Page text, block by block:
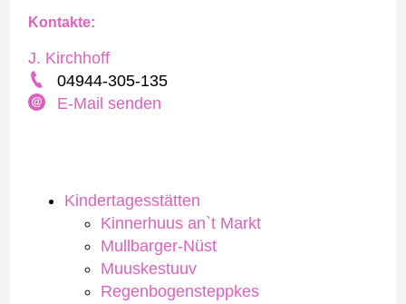
Kindertagesstätten
Kinnerhuus an`t Markt
Mullbarger-Nüst
Muuskestuuv
Regenbogensteppkes
Kontakte:
J. Kirchhoff
04944-305-135
E-Mail senden